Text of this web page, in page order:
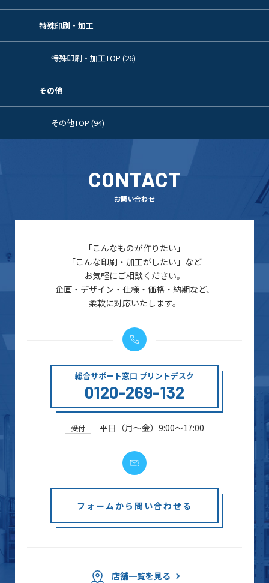
特殊印刷・加工
特殊印刷・加工TOP (26)
その他
その他TOP (94)
CONTACT
お問い合わせ
「こんなものが作りたい」
「こんな印刷・加工がしたい」など
お気軽にご相談ください。
企画・デザイン・仕様・価格・納期など、
柔軟に対応いたします。
総合サポート窓口 プリントデスク
0120-269-132
受付 平日（月～金）9:00～17:00
フォームから問い合わせる
店舗一覧を見る